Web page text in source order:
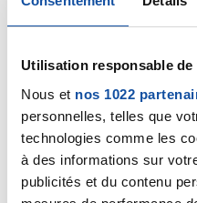
Utilisation responsable de
Nous et nos 1022
personnelles, telles que
technologies comme les
à des informations sur
publicités et du contenu
1TXRp4M7Q&t=1355s
Un médecin allemand
de chlore depuis de
aussi des résultats sur
(c'est en anglais). Il
https://